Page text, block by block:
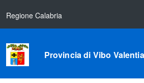
Regione Calabria
Provincia di Vibo Valentia